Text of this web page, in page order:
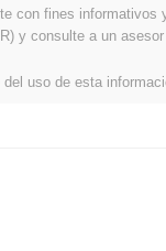
de criptomonedas
con fines
y consulte a un
uso de esta